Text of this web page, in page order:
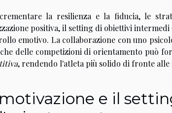
la resilienza e la fiducia, le
positiva, il setting di obiettivi
emotivo. La collaborazione con uno
delle competizioni di orientamento può
, rendendo l'atleta più solido di fronte alle
e il